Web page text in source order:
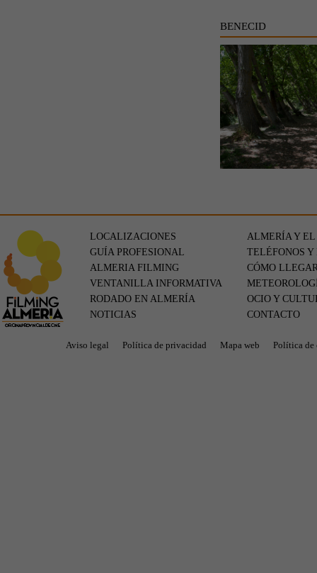
BENECID
LOCALIZACIONES
GUÍA PROFESIONAL
ALMERIA FILMING
VENTANILLA INFORMATIVA
RODADO EN ALMERÍA
NOTICIAS
ALMERÍA Y EL
TELÉFONOS Y
CÓMO
OCIO Y
CONTACTO
Aviso legal Política de privacidad Mapa web Política de